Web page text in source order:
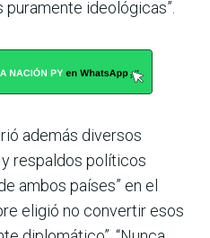
ideológicas”.
además diversos
respaldos políticos
ambos países” en el
eligió no convertir esos